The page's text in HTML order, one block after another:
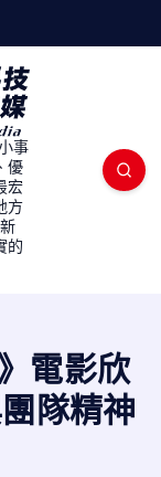
事
優
宏
方
的
電影欣
隊精神